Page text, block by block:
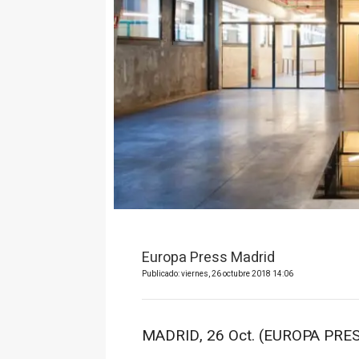
Europa Press Madrid
Publicado: viernes, 26 octubre 2018 14:06
MADRID, 26 Oct. (EUROPA